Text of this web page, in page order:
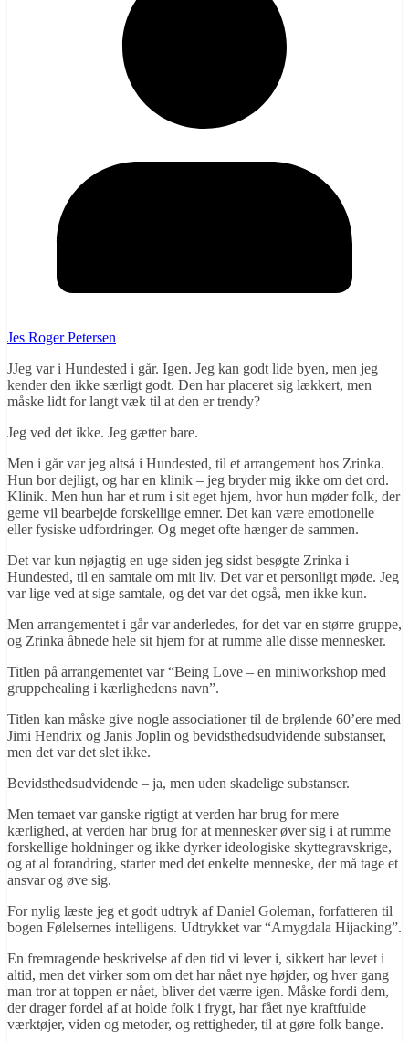
Jes Roger Petersen
JJeg var i Hundested i går. Igen. Jeg kan godt lide byen, men jeg
kender den ikke særligt godt. Den har placeret sig lækkert, men
måske lidt for langt væk til at den er trendy?
Jeg ved det ikke. Jeg gætter bare.
Men i går var jeg altså i Hundested, til et arrangement hos Zrinka.
Hun bor dejligt, og har en klinik – jeg bryder mig ikke om det ord.
Klinik. Men hun har et rum i sit eget hjem, hvor hun møder folk, der
gerne vil bearbejde forskellige emner. Det kan være emotionelle
eller fysiske udfordringer. Og meget ofte hænger de sammen.
Det var kun nøjagtig en uge siden jeg sidst besøgte Zrinka i
Hundested, til en samtale om mit liv. Det var et personligt møde. Jeg
var lige ved at sige samtale, og det var det også, men ikke kun.
Men arrangementet i går var anderledes, for det var en større gruppe,
og Zrinka åbnede hele sit hjem for at rumme alle disse mennesker.
Titlen på arrangementet var “Being Love – en miniworkshop med
gruppehealing i kærlighedens navn”.
Titlen kan måske give nogle associationer til de brølende 60’ere med
Jimi Hendrix og Janis Joplin og bevidsthedsudvidende substanser,
men det var det slet ikke.
Bevidsthedsudvidende – ja, men uden skadelige substanser.
Men temaet var ganske rigtigt at verden har brug for mere
kærlighed, at verden har brug for at mennesker øver sig i at rumme
forskellige holdninger og ikke dyrker ideologiske skyttegravskrige,
og at al forandring, starter med det enkelte menneske, der må tage et
ansvar og øve sig.
For nylig læste jeg et godt udtryk af Daniel Goleman, forfatteren til
bogen Følelsernes intelligens. Udtrykket var “Amygdala Hijacking”.
En fremragende beskrivelse af den tid vi lever i, sikkert har levet i
altid, men det virker som om det har nået nye højder, og hver gang
man tror at toppen er nået, bliver det værre igen. Måske fordi dem,
der drager fordel af at holde folk i frygt, har fået nye kraftfulde
værktøjer, viden og metoder, og rettigheder, til at gøre folk bange.